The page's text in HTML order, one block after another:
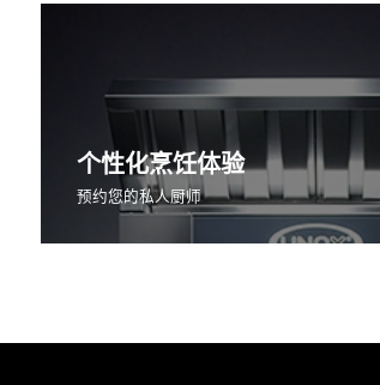
个性化烹饪体验
预约您的私人厨师